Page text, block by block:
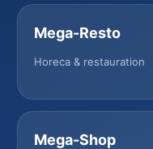
Mega-Resto
Horeca & restauration
Mega-Shop